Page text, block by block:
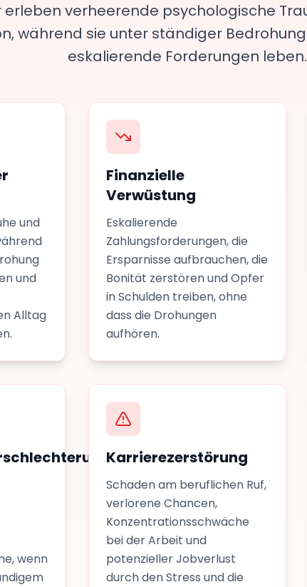
verheerende psychologische
während sie unter ständiger
eskalierende Forderungen leben.
und
und
Alltag
Finanzielle
Verwüstung
Eskalierende
Zahlungsforderungen, die
Ersparnisse aufbrauchen, die
Bonität zerstören und Opfer
in Schulden treiben, ohne
dass die Drohungen
aufhören.
wenn
Karrierezerstörung
Schaden am beruflichen Ruf,
verlorene Chancen,
Konzentrationsschwäche
bei der Arbeit und
potenzieller Jobverlust
durch den Stress und die